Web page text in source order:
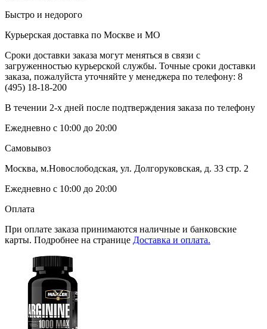
Быстро и недорого
Курьерская доставка по Москве и МО
Сроки доставки заказа могут меняться в связи с
загруженностью курьерской службы. Точные сроки доставки
заказа, пожалуйста уточняйте у менеджера по телефону: 8
(495) 18-18-200
В течении 2-х дней после подтверждения заказа по телефону
Ежедневно с 10:00 до 20:00
Самовывоз
Москва, м.Новослободская, ул. Долгоруковская, д. 33 стр. 2
Ежедневно с 10:00 до 20:00
Оплата
При оплате заказа принимаются наличные и банковские
карты. Подробнее на странице Доставка и оплата.